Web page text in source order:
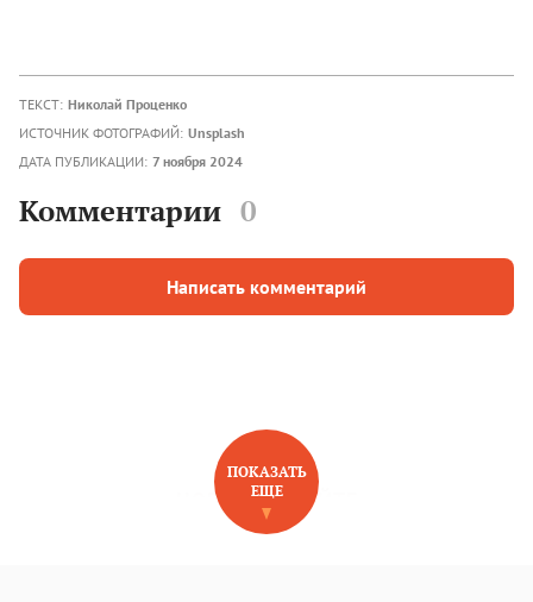
ТЕКСТ: Николай Проценко
ИСТОЧНИК ФОТОГРАФИЙ: Unsplash
ДАТА ПУБЛИКАЦИИ: 7 ноября 2024
Комментарии 0
Написать комментарий
НОВОЕ НА САЙТЕ
ПОКАЗАТЬ
ЕЩЕ